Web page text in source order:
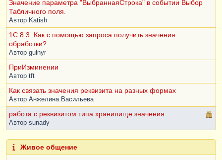
Значение параметра "ВыбраннаяСтрока" в событии Выбор
Табличного поля.
Автор Katish
1C 8.3. Как с помощью запроса получить значения
обработки?
Автор gulnyr
ПриИзминении
Автор tft
Как связать значения реквизита на разных формах
Автор Анжелина Васильева
работа с реквизитом типа хранилище значения
Автор sunady
Живое общение